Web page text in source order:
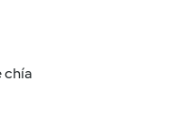
chía